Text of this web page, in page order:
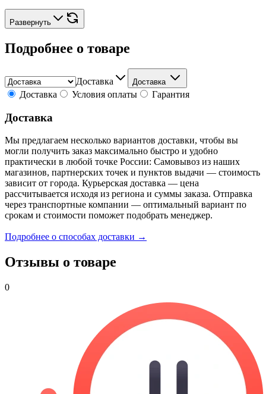
Развернуть
Подробнее о товаре
Доставка Доставка
Доставка Условия оплаты Гарантия
Доставка
Мы предлагаем несколько вариантов доставки, чтобы вы
могли получить заказ максимально быстро и удобно
практически в любой точке России: Самовывоз из наших
магазинов, партнерских точек и пунктов выдачи — стоимость
зависит от города. Курьерская доставка — цена
рассчитывается исходя из региона и суммы заказа. Отправка
через транспортные компании — оптимальный вариант по
срокам и стоимости поможет подобрать менеджер.
Подробнее о способах доставки →
Отзывы о товаре
0